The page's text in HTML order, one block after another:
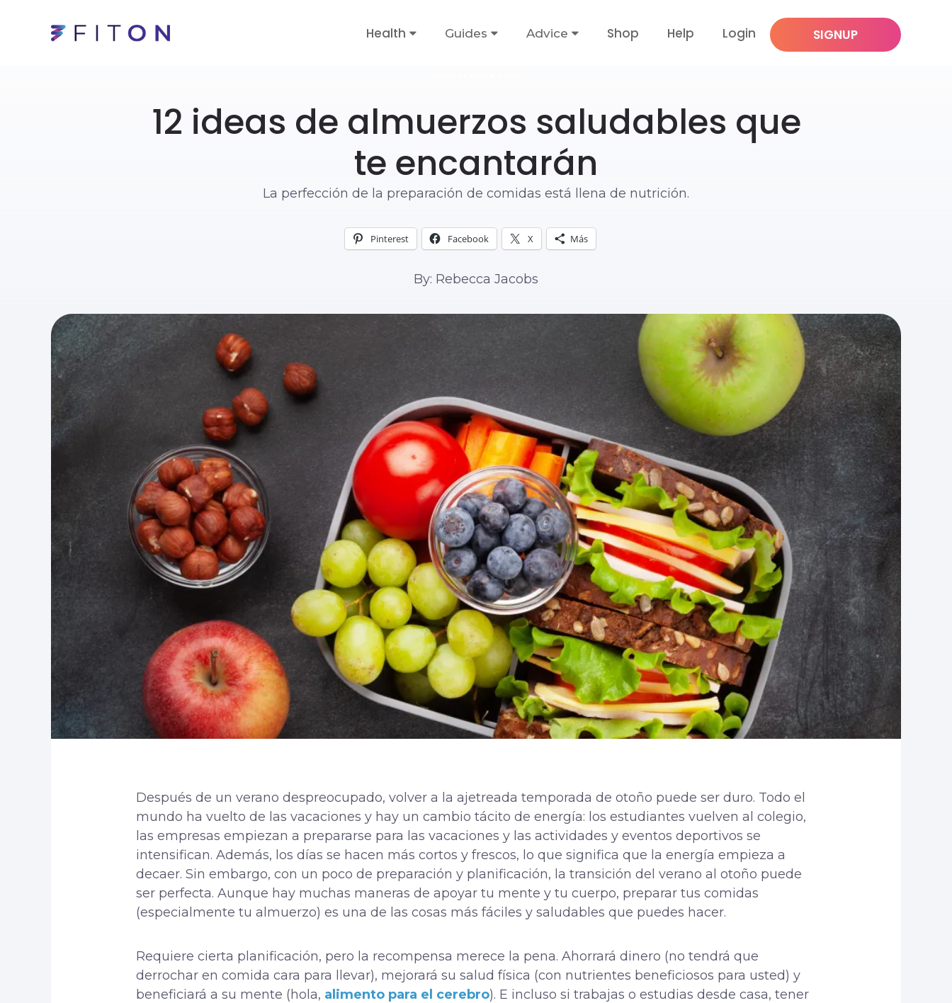
Health Guides Advice Shop Help Login SIGNUP
12 ideas de almuerzos saludables que
te encantarán
La perfección de la preparación de comidas está llena de nutrición.
Pinterest Facebook X Más
By: Rebecca Jacobs
Después de un verano despreocupado, volver a la ajetreada temporada de otoño puede ser duro. Todo el
mundo ha vuelto de las vacaciones y hay un cambio tácito de energía: los estudiantes vuelven al colegio,
las empresas empiezan a prepararse para las vacaciones y las actividades y eventos deportivos se
intensifican. Además, los días se hacen más cortos y frescos, lo que significa que la energía empieza a
decaer. Sin embargo, con un poco de preparación y planificación, la transición del verano al otoño puede
ser perfecta. Aunque hay muchas maneras de apoyar tu mente y tu cuerpo, preparar tus comidas
(especialmente tu almuerzo) es una de las cosas más fáciles y saludables que puedes hacer.
Requiere cierta planificación, pero la recompensa merece la pena. Ahorrará dinero (no tendrá que
derrochar en comida cara para llevar), mejorará su salud física (con nutrientes beneficiosos para usted) y
beneficiará a su mente (hola, alimento para el cerebro). E incluso si trabajas o estudias desde casa, tener